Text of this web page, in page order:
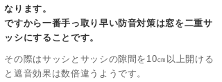
なります。
ですから一番手っ取り早い防音対策は窓を二重サ
ッシにすることです。
その際はサッシとサッシの隙間を10㎝以上開ける
と遮音効果は数倍違うようです。